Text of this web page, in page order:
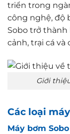
triển trong
công nghệ, độ
Sobo trở thành
cảnh, trại cá và
Giới
Các loại
Máy bơm